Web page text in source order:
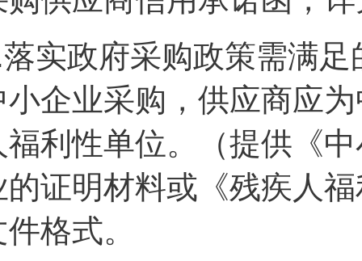
落实政府采购政策需满
小企业采购，供应商应
福利性单位。（提供《
的证明材料或《残疾人
格式。